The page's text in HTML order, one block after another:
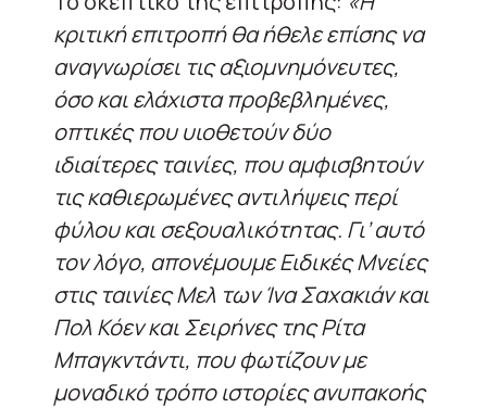
κριτική επιτροπή θα ήθελε επίσης να
αναγνωρίσει τις αξιομνημόνευτες,
όσο και ελάχιστα προβεβλημένες,
οπτικές που υιοθετούν δύο
ιδιαίτερες ταινίες, που αμφισβητούν
τις καθιερωμένες αντιλήψεις περί
φύλου και σεξουαλικότητας. Γι’ αυτό
τον λόγο, απονέμουμε Ειδικές Μνείες
στις ταινίες Μελ των Ίνα Σαχακιάν και
Πολ Κόεν και Σειρήνες της Ρίτα
Μπαγκντάντι, που φωτίζουν με
μοναδικό τρόπο ιστορίες ανυπακοής